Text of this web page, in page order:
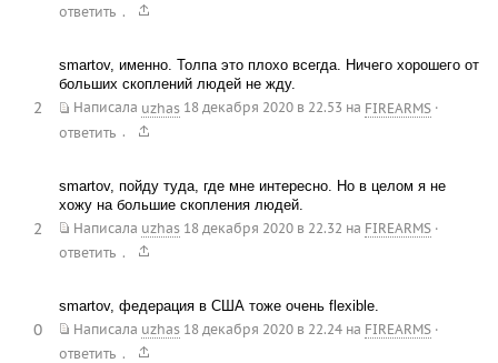
ответить .
smartov, именно. Толпа это плохо всегда. Ничего хорошего от
больших скоплений людей не жду.
Написала uzhas 18 декабря 2020 в 22.53 на FIREARMS ·
ответить .
2
smartov, пойду туда, где мне интересно. Но в целом я не
хожу на большие скопления людей.
Написала uzhas 18 декабря 2020 в 22.32 на FIREARMS ·
ответить .
2
smartov, федерация в США тоже очень flexible.
Написала uzhas 18 декабря 2020 в 22.24на FIREARMS ·
ответить .
0